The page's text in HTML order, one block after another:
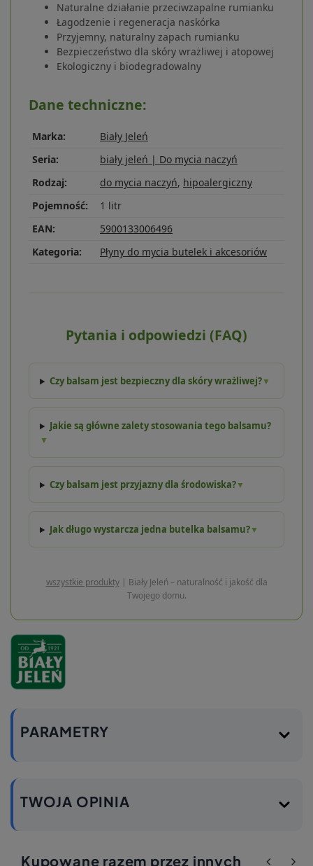
Naturalne działanie przeciwzapalne rumianku
Łagodzenie i regeneracja naskórka
Przyjemny, naturalny zapach rumianku
Bezpieczeństwo dla skóry wrażliwej i atopowej
Ekologiczny i biodegradowalny
Dane techniczne:
Marka:
Biały Jeleń
Seria:
biały jeleń | Do mycia naczyń
Rodzaj:
do mycia naczyń, hipoalergiczny
Pojemność:
1 litr
EAN:
5900133006496
Kategoria:
Płyny do mycia butelek i akcesoriów
Pytania i odpowiedzi (FAQ)
Czy balsam jest bezpieczny dla skóry wrażliwej?▼
Jakie są główne zalety stosowania tego balsamu?
▼
Czy balsam jest przyjazny dla środowiska?▼
Jak długo wystarcza jedna butelka balsamu?▼
wszystkie produkty| Biały Jeleń – naturalność i jakość dla
Twojego domu.
PARAMETRY
TWOJA OPINIA
Kupowane razem przez innych